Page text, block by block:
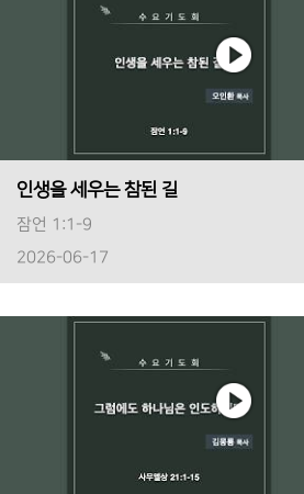
인생을 세우는 참된 길
잠언 1:1-9
2026-06-17